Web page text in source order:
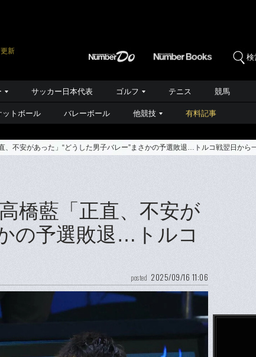
新
検
サッカー日本代表 ゴルフ テニス 競馬
ットボール バレーボール 他競技 有料記事
、不安があった」“どうした男子バレー”まさかの予選敗退…トルコ戦翌日から
橋藍「正直、不安が
の予選敗退…トルコ
posted 2025/09/16 11:06